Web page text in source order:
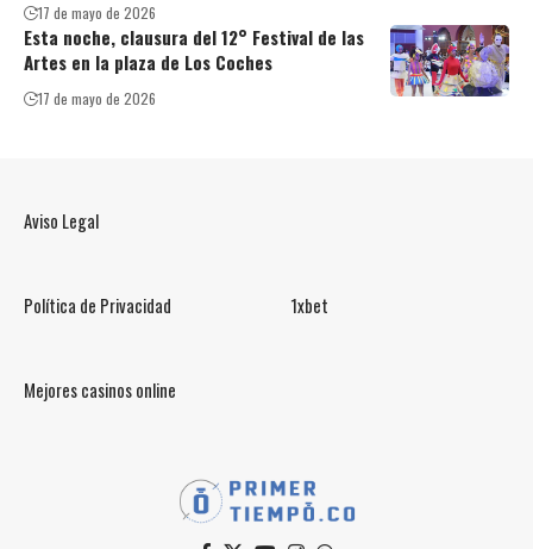
17 de mayo de 2026
Esta noche, clausura del 12° Festival de las
Artes en la plaza de Los Coches
17 de mayo de 2026
Aviso Legal
Política de Privacidad 1xbet
Mejores casinos online